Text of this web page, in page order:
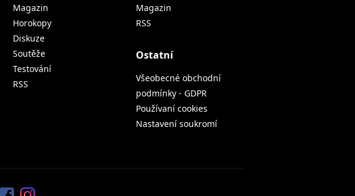
Magazin
Horokopy
Diskuze
Soutěže
Testování
RSS
Magazin
RSS
Ostatní
Všeobecné obchodní
podmínky - GDPR
Používaní cookies
Nastavení soukromí